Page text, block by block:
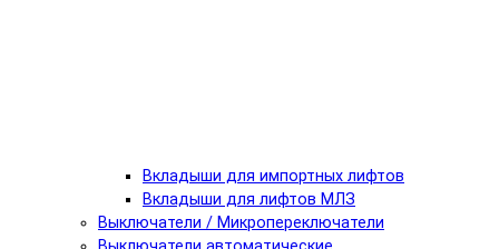
Вкладыши для импортных лифтов
Вкладыши для лифтов МЛЗ
Выключатели / Микропереключатели